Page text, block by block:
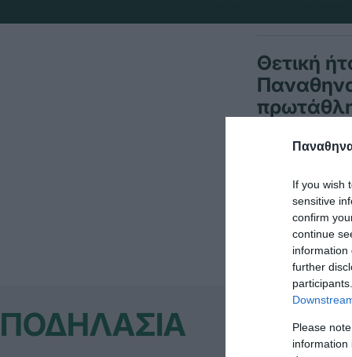
If you wish
sensitive
confirm
continue
information
further
Please
information
Θετική
κατέκτησε
ΠΟΔΗΛΑΣΙΑ